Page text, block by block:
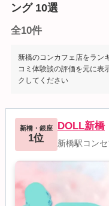
ング 10選
全10件
新橋のコンカフェ店をラン
コミ体験談の評価を元に表
クしてください
新橋・銀座
1位
DOLL新橋
新橋駅コン